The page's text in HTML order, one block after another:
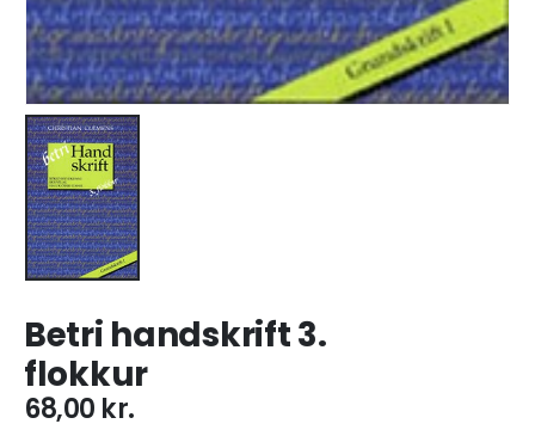
Betri handskrift 3.
flokkur
68,00 kr.